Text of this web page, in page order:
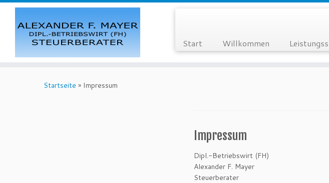
Start Willkommen
Startseite » Impressum
Impressum
Dipl.-Betriebswirt (FH)
Alexander F. Mayer
Steuerberater